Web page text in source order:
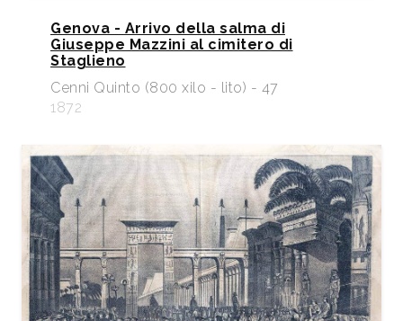
Genova - Arrivo della salma di
Giuseppe Mazzini al cimitero di
Staglieno
Cenni Quinto (800 xilo - lito) - 47
1872